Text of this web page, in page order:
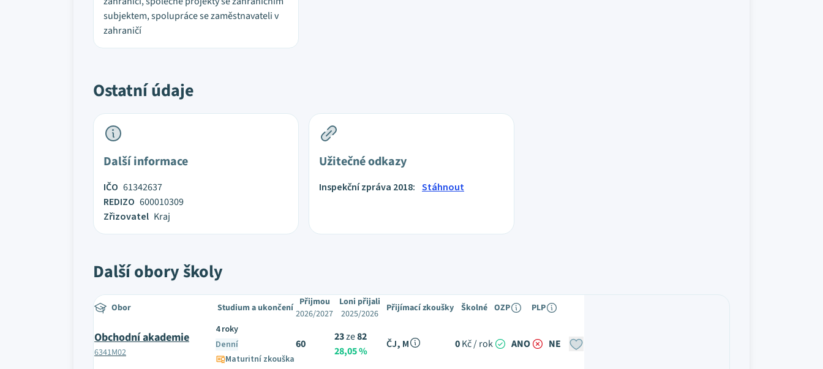
subjektem, spolupráce se zaměstnavateli v
zahraničí
Ostatní údaje
Další informace
IČO 61342637
REDIZO 600010309
Zřizovatel Kraj
Užitečné odkazy
Inspekční zpráva 2018: Stáhnout
Další obory školy
Obor Studium a ukončení Přijmou
2026/2027
Loni přijali
2025/2026
Přijímací zkoušky Školné OZP PLP
Obchodní akademie
6341M02
4 roky
Denní
Maturitní zkouška
60
23ze82
28,05 %
ČJ, M 0Kč / rok ANO NE